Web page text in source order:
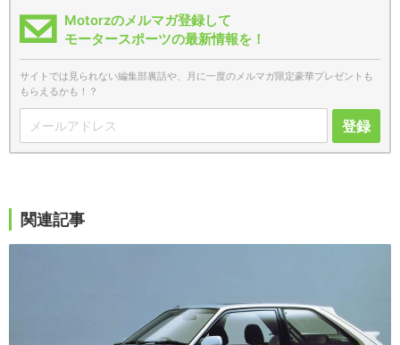
Motorzのメルマガ登録して
モータースポーツの最新情報を！
サイトでは見られない編集部裏話や、月に一度のメルマガ限定豪華プレゼントも
もらえるかも！？
登録
関連記事